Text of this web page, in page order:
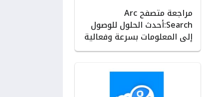
مراجعة متصفح Arc
Search:أحدث الحلول للوصول
إلى المعلومات بسرعة وفعالية